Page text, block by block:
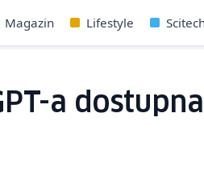
Magazin Lifestyle
a